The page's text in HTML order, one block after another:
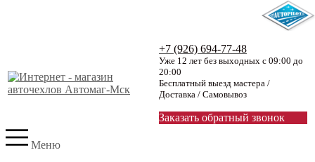
+7 (926) 694-77-48
Уже 12 лет без выходных с 09:00 до
20:00
Бесплатный выезд мастера /
Доставка / Самовывоз
Заказать обратный звонок
Меню